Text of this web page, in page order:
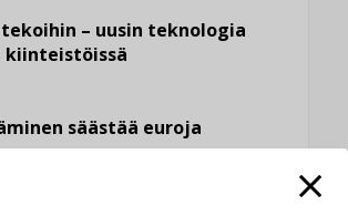
– uusin teknologia
säästää euroja